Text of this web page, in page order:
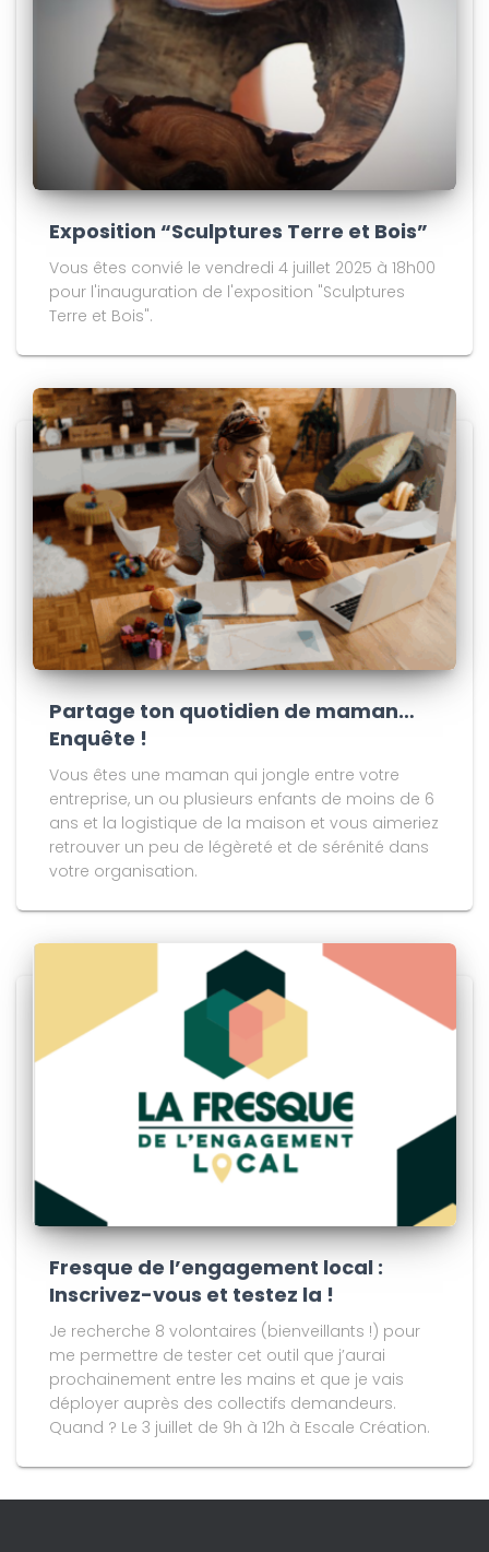
Exposition “Sculptures Terre et Bois”
Vous êtes convié le vendredi 4 juillet 2025 à 18h00
pour l'inauguration de l'exposition "Sculptures
Terre et Bois".
Partage ton quotidien de maman…
Enquête !
Vous êtes une maman qui jongle entre votre
entreprise, un ou plusieurs enfants de moins de 6
ans et la logistique de la maison et vous aimeriez
retrouver un peu de légèreté et de sérénité dans
votre organisation.
Fresque de l’engagement local :
Inscrivez-vous et testez la !
Je recherche 8 volontaires (bienveillants !) pour
me permettre de tester cet outil que j’aurai
prochainement entre les mains et que je vais
déployer auprès des collectifs demandeurs.
Quand ? Le 3 juillet de 9h à 12h à Escale Création.